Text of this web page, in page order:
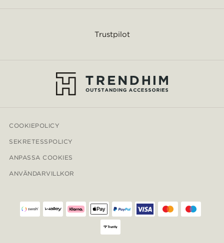
Trustpilot
COOKIEPOLICY
SEKRETESSPOLICY
ANPASSA COOKIES
ANVÄNDARVILLKOR